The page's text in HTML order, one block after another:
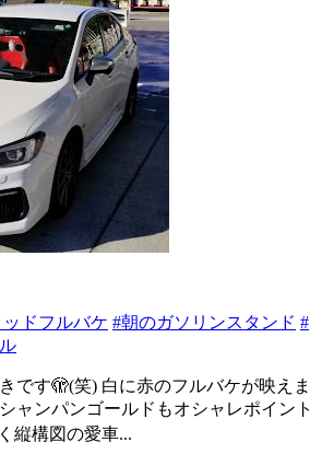
ドフルバケ #朝のガソリンスタンド #
です🫣(笑) 白に赤のフルバケが映えま
ャンパンゴールドもオシャレポイント
縦構図の愛車...